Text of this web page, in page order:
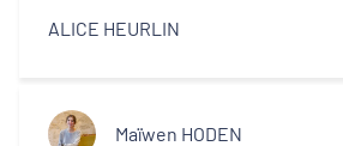
ALICE HEURLIN
Maïwen HODEN